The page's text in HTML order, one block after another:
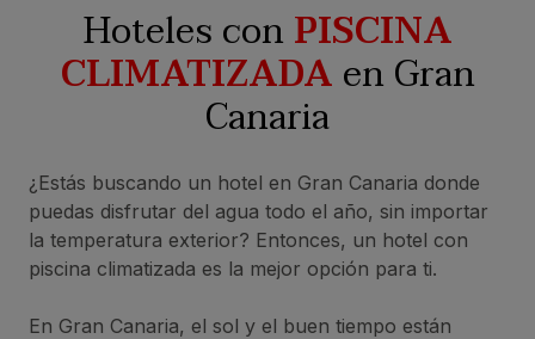
Hoteles conPISCINA
CLIMATIZADAen Gran
Canaria
¿Estás buscando un hotel en Gran Canaria donde
puedas disfrutar del agua todo el año, sin importar
la temperatura exterior? Entonces, un hotel con
piscina climatizada es la mejor opción para ti.
En Gran Canaria, el sol y el buen tiempo están